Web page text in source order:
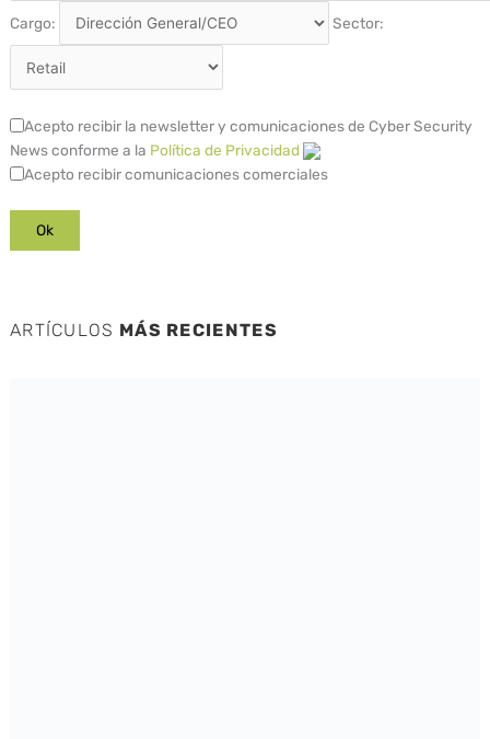
Cargo: Sector:
Acepto recibir la newsletter y comunicaciones de Cyber Security
News conforme a la Política de Privacidad
Acepto recibir comunicaciones comerciales
ARTÍCULOS MÁS RECIENTES